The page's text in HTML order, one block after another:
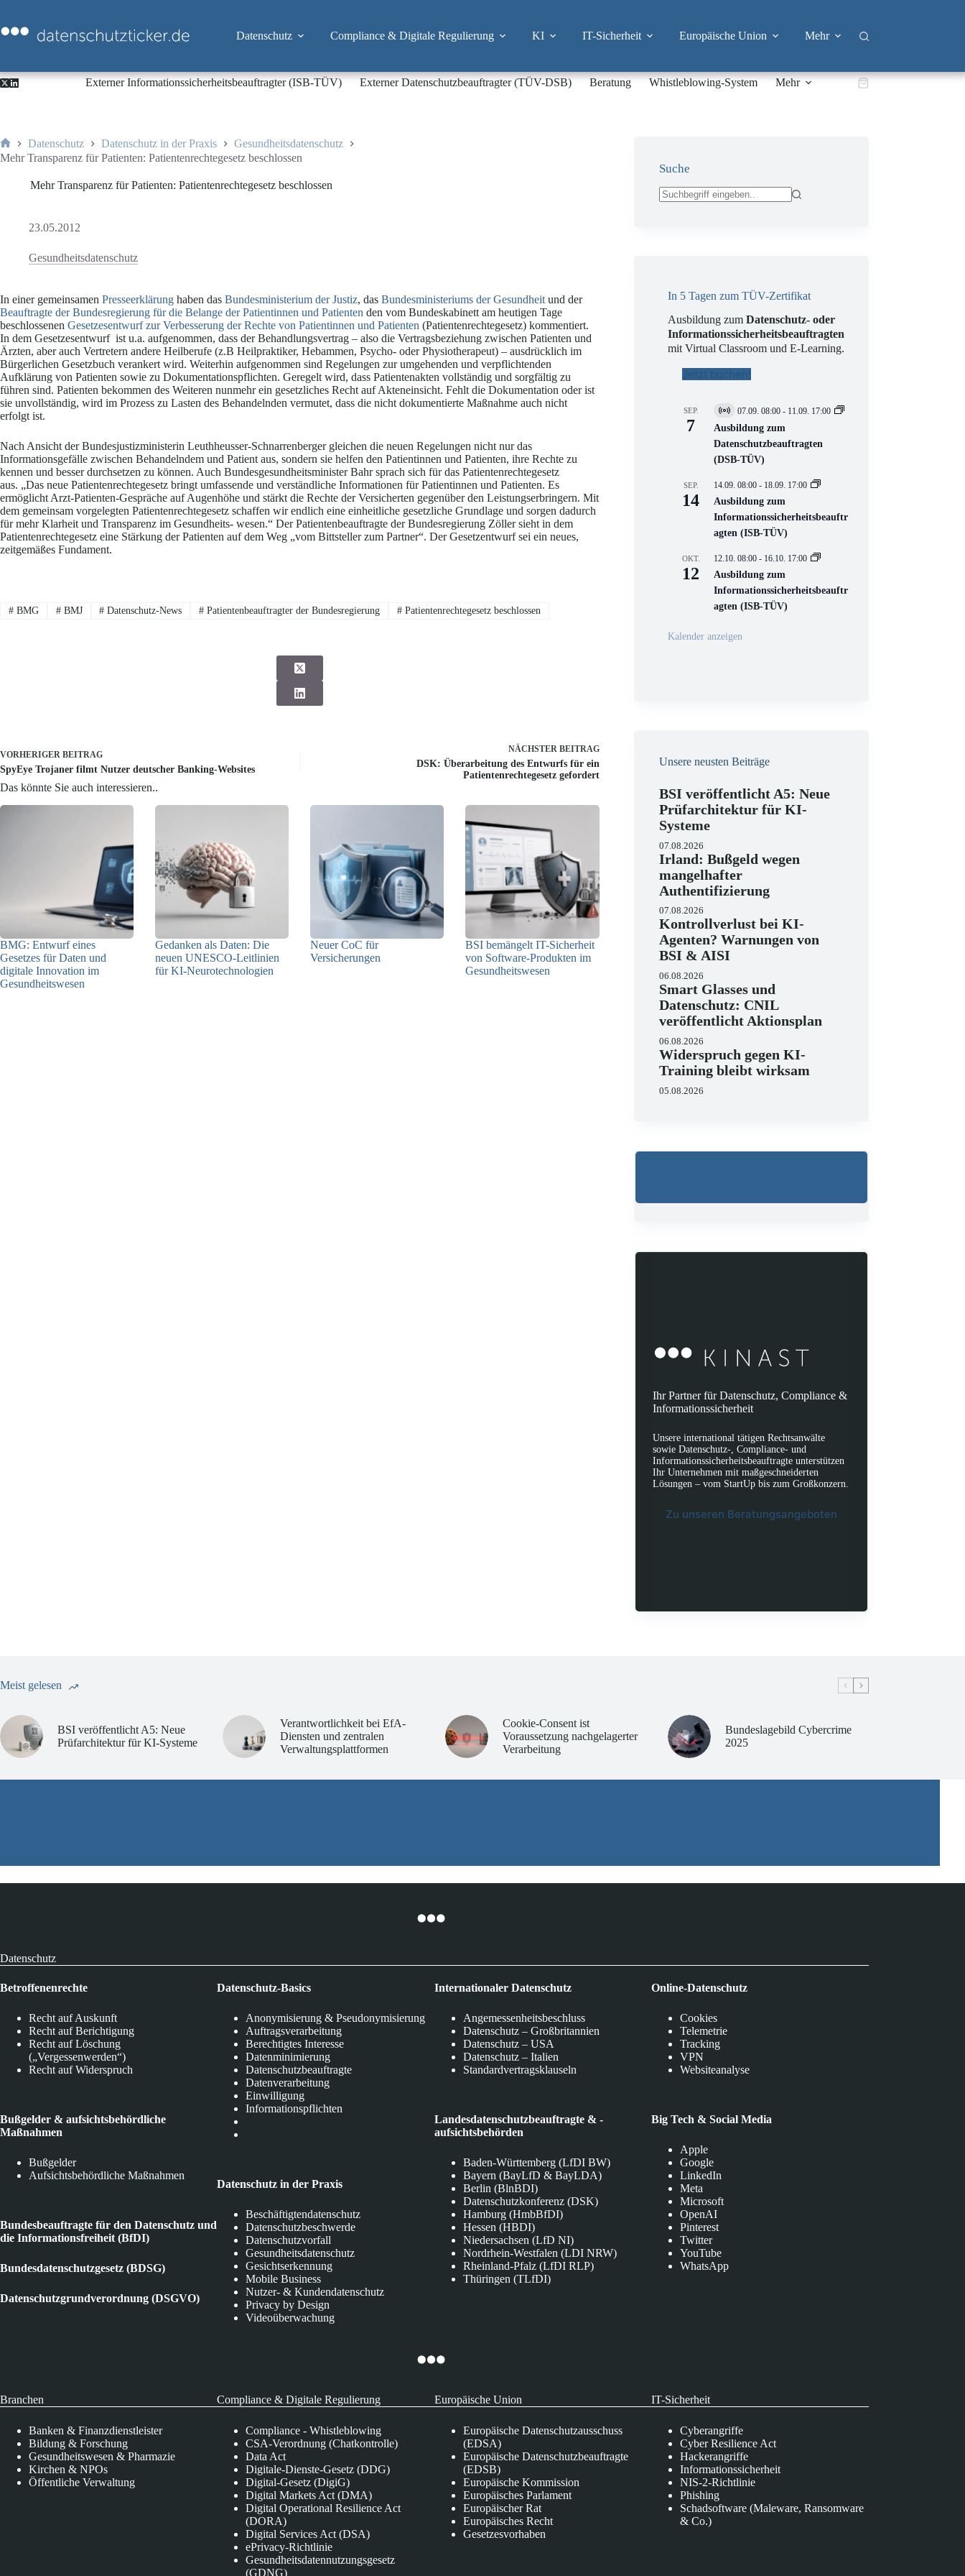
springen
Datenschutz Compliance & Digitale Regulierung KI IT-Sicherheit Europäische Union Mehr
Externer Informationssicherheitsbeauftragter (ISB-TÜV) Externer Datenschutzbeauftragter (TÜV-DSB) Beratung Whistleblowing-System Mehr Warenkorb
Start
Datenschutz Datenschutz in der Praxis
Gesundheitsdatenschutz
Mehr Transparenz für Patienten: Patientenrechtegesetz beschlossen
Mehr Transparenz für Patienten: Patientenrechtegesetz beschlossen
23.05.2012
Gesundheitsdatenschutz
In einer gemeinsamen Presseerklärung haben das Bundesministerium der Justiz, das Bundesministeriums der Gesundheit und der
Beauftragte der Bundesregierung für die Belange der Patientinnen und Patienten den vom Bundeskabinett am heutigen Tage
beschlossenen Gesetzesentwurf zur Verbesserung der Rechte von Patientinnen und Patienten (Patientenrechtegesetz) kommentiert.
In dem Gesetzesentwurf ist u.a. aufgenommen, dass der Behandlungsvertrag – also die Vertragsbeziehung zwischen Patienten und
Ärzten, aber auch Vertretern andere Heilberufe (z.B Heilpraktiker, Hebammen, Psycho- oder Physiotherapeut) – ausdrücklich im
Bürgerlichen Gesetzbuch verankert wird. Weiterhin aufgenommen sind Regelungen zur umgehenden und verpflichtenden
Aufklärung von Patienten sowie zu Dokumentationspflichten. Geregelt wird, dass Patientenakten vollständig und sorgfältig zu
führen sind. Patienten bekommen des Weiteren nunmehr ein gesetzliches Recht auf Akteneinsicht. Fehlt die Dokumentation oder ist
sie unvollständig, wird im Prozess zu Lasten des Behandelnden vermutet, dass die nicht dokumentierte Maßnahme auch nicht
erfolgt ist.
Nach Ansicht der Bundesjustizministerin Leuthheusser-Schnarrenberger gleichen die neuen Regelungen nicht nur das
Informationsgefälle zwischen Behandelndem und Patient aus, sondern sie helfen den Patientinnen und Patienten, ihre Rechte zu
kennen und besser durchsetzen zu können. Auch Bundesgesundheitsminister Bahr sprach sich für das Patientenrechtegesetz
aus. „Das neue Patientenrechtegesetz bringt umfassende und verständliche Informationen für Patientinnen und Patienten. Es
ermöglicht Arzt-Patienten-Gespräche auf Augenhöhe und stärkt die Rechte der Versicherten gegenüber den Leistungserbringern. Mit
dem gemeinsam vorgelegten Patientenrechtegesetz schaffen wir endlich eine einheitliche gesetzliche Grundlage und sorgen dadurch
für mehr Klarheit und Transparenz im Gesundheits- wesen.“ Der Patientenbeauftragte der Bundesregierung Zöller sieht in dem
Patientenrechtegesetz eine Stärkung der Patienten auf dem Weg „vom Bittsteller zum Partner“. Der Gesetzentwurf sei ein neues,
zeitgemäßes Fundament.
#BMG #BMJ # Datenschutz-News # Patientenbeauftragter der Bundesregierung # Patientenrechtegesetz beschlossen
VORHERIGER BEITRAG
SpyEye Trojaner filmt Nutzer deutscher Banking-Websites
NÄCHSTER BEITRAG
DSK: Überarbeitung des Entwurfs für ein
Patientenrechtegesetz gefordert
Das könnte Sie auch interessieren..
BMG: Entwurf eines
Gesetzes für Daten und
digitale Innovation im
Gesundheitswesen
Gedanken als Daten: Die
neuen UNESCO-Leitlinien
für KI-Neurotechnologien
Neuer CoC für
Versicherungen
BSI bemängelt IT-Sicherheit
von Software-Produkten im
Gesundheitswesen
Suche
In 5 Tagen zum TÜV-Zertifikat
Ausbildung zumDatenschutz- oder
Informationssicherheitsbeauftragten
mit Virtual Classroom und E-Learning.
Jetzt buchen!
SEP.
7
V
i
t
u
l
V
e
r
n
s
t
a
t
n
07.09. 08:00 - 11.09. 17:00
Ausbildung zum
Datenschutzbeauftragten
(DSB-TÜV)
SEP.
14
14.09. 08:00 - 18.09. 17:00
Ausbildung zum
Informationssicherheitsbeauftr
agten (ISB-TÜV)
OKT.
12
12.10. 08:00 - 16.10. 17:00
Ausbildung zum
Informationssicherheitsbeauftr
agten (ISB-TÜV)
Kalender anzeigen
Unsere neusten Beiträge
BSI veröffentlicht A5: Neue
Prüfarchitektur für KI-
Systeme
07.08.2026
Irland: Bußgeld wegen
mangelhafter
Authentifizierung
07.08.2026
Kontrollverlust bei KI-
Agenten? Warnungen von
BSI & AISI
06.08.2026
Smart Glasses und
Datenschutz: CNIL
veröffentlicht Aktionsplan
06.08.2026
Widerspruch gegen KI-
Training bleibt wirksam
05.08.2026
Ihr Partner für Datenschutz, Compliance &
Informationssicherheit
Unsere international tätigen Rechtsanwälte
sowie Datenschutz-, Compliance- und
Informationssicherheitsbeauftragte unterstützen
Ihr Unternehmen mit maßgeschneiderten
Lösungen – vom StartUp bis zum Großkonzern.
Zu unseren Beratungsangeboten
Meist gelesen
BSI veröffentlicht A5: Neue
Prüfarchitektur für KI-Systeme
Verantwortlichkeit bei EfA-
Diensten und zentralen
Verwaltungsplattformen
Cookie-Consent ist
Voraussetzung nachgelagerter
Verarbeitung
Bundeslagebild Cybercrime
2025
Datenschutz
Betroffenenrechte
Recht auf Auskunft
Recht auf Berichtigung
Recht auf Löschung
(„Vergessenwerden“)
Recht auf Widerspruch
Bußgelder & aufsichtsbehördliche
Maßnahmen
Bußgelder
Aufsichtsbehördliche Maßnahmen
Bundesbeauftragte für den Datenschutz und
die Informationsfreiheit (BfDI)
Bundesdatenschutzgesetz (BDSG)
Datenschutzgrundverordnung (DSGVO)
Datenschutz-Basics
Anonymisierung & Pseudonymisierung
Auftragsverarbeitung
Berechtigtes Interesse
Datenminimierung
Datenschutzbeauftragte
Datenverarbeitung
Einwilligung
Informationspflichten
Datenschutz in der Praxis
Beschäftigtendatenschutz
Datenschutzbeschwerde
Datenschutzvorfall
Gesundheitsdatenschutz
Gesichtserkennung
Mobile Business
Nutzer- & Kundendatenschutz
Privacy by Design
Videoüberwachung
Internationaler Datenschutz
Angemessenheitsbeschluss
Datenschutz – Großbritannien
Datenschutz – USA
Datenschutz – Italien
Standardvertragsklauseln
Landesdatenschutzbeauftragte & -
aufsichtsbehörden
Baden-Württemberg (LfDI BW)
Bayern (BayLfD & BayLDA)
Berlin (BlnBDI)
Datenschutzkonferenz (DSK)
Hamburg (HmbBfDI)
Hessen (HBDI)
Niedersachsen (LfD NI)
Nordrhein-Westfalen (LDI NRW)
Rheinland-Pfalz (LfDI RLP)
Thüringen (TLfDI)
Online-Datenschutz
Cookies
Telemetrie
Tracking
VPN
Websiteanalyse
Big Tech & Social Media
Apple
Google
LinkedIn
Meta
Microsoft
OpenAI
Pinterest
Twitter
YouTube
WhatsApp
Branchen
Banken & Finanzdienstleister
Bildung & Forschung
Gesundheitswesen & Pharmazie
Kirchen & NPOs
Öffentliche Verwaltung
Compliance & Digitale Regulierung
Compliance - Whistleblowing
CSA-Verordnung (Chatkontrolle)
Data Act
Digitale-Dienste-Gesetz (DDG)
Digital-Gesetz (DigiG)
Digital Markets Act (DMA)
Digital Operational Resilience Act
(DORA)
Digital Services Act (DSA)
ePrivacy-Richtlinie
Gesundheitsdatennutzungsgesetz
(GDNG)
Europäische Union
Europäische Datenschutzausschuss
(EDSA)
Europäische Datenschutzbeauftragte
(EDSB)
Europäische Kommission
Europäisches Parlament
Europäischer Rat
Europäisches Recht
Gesetzesvorhaben
IT-Sicherheit
Cyberangriffe
Cyber Resilience Act
Hackerangriffe
Informationssicherheit
NIS-2-Richtlinie
Phishing
Schadsoftware (Maleware, Ransomware
& Co.)